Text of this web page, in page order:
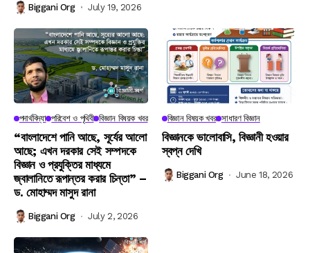
Biggani Org July 19, 2026
পদার্থবিদ্যা পরিবেশ ও পৃথিবী বিজ্ঞান বিষয়ক খবর
“বাংলাদেশে পানি আছে, সূর্যের আলো
আছে; এখন দরকার সেই সম্পদকে
বিজ্ঞান ও প্রযুক্তির মাধ্যমে
জ্বালানিতে রূপান্তর করার চিন্তা” –
ড. মোহাম্মদ মাসুদ রানা
Biggani Org July 2, 2026
বিজ্ঞান বিষয়ক খবর সাধারণ বিজ্ঞান
বিজ্ঞানকে ভালোবাসি, বিজ্ঞানী হওয়ার
স্বপ্ন দেখি
Biggani Org June 18, 2026